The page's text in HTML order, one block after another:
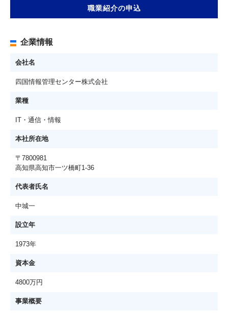
職業紹介の申込
企業情報
会社名
四国情報管理センター株式会社
業種
IT・通信・情報
本社所在地
〒7800981
高知県高知市一ツ橋町1-36
代表者氏名
中城一
設立年
1973年
資本金
4800万円
事業概要